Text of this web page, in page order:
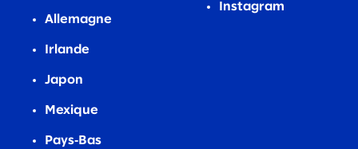
Allemagne
Irlande
Japon
Mexique
Pays‑Bas
Instagram